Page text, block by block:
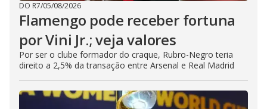
DO R7/05/08/2026
Flamengo pode receber fortuna
por Vini Jr.; veja valores
Por ser o clube formador do craque, Rubro-Negro teria
direito a 2,5% da transação entre Arsenal e Real Madrid